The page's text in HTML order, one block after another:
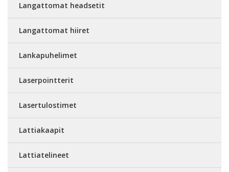
Langattomat headsetit
Langattomat hiiret
Lankapuhelimet
Laserpointterit
Lasertulostimet
Lattiakaapit
Lattiatelineet